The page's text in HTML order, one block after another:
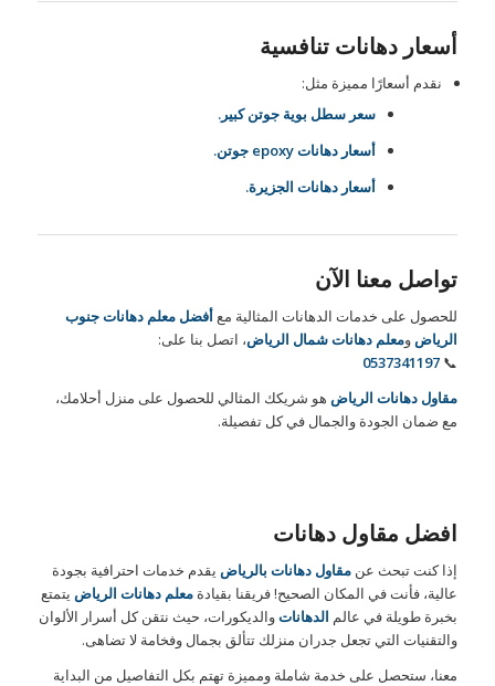
أسعار دهانات تنافسية
نقدم أسعارًا مميزة مثل:
سعر سطل بوية جوتن كبير.
أسعار دهانات epoxy جوتن.
أسعار دهانات الجزيرة.
تواصل معنا الآن
للحصول على خدمات الدهانات المثالية مع أفضل معلم دهانات جنوب
الرياض ومعلم دهانات شمال الرياض، اتصل بنا على:
📞
0537341197
مقاول دهانات الرياض هو شريكك المثالي للحصول على منزل أحلامك،
مع ضمان الجودة والجمال في كل تفصيلة.
افضل مقاول دهانات
إذا كنت تبحث عن مقاول دهانات بالرياض يقدم خدمات احترافية بجودة
عالية، فأنت في المكان الصحيح! فريقنا بقيادة معلم دهانات الرياض يتمتع
بخبرة طويلة في عالم الدهاناتوالديكورات، حيث نتقن كل أسرار الألوان
والتقنيات التي تجعل جدران منزلك تتألق بجمال وفخامة لا تضاهى.
معنا، ستحصل على خدمة شاملة ومميزة تهتم بكل التفاصيل من البداية